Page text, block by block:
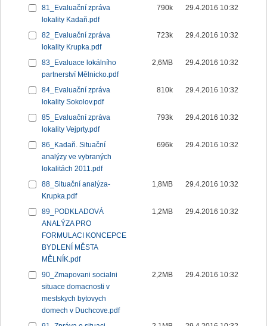
81_Evaluační zpráva
lokality Kadaň.pdf
790k 29.4.2016 10:32
82_Evaluační zpráva
lokality Krupka.pdf
723k 29.4.2016 10:32
83_Evaluace lokálního
partnerství Mělnicko.pdf
2,6MB 29.4.2016 10:32
84_Evaluační zpráva
lokality Sokolov.pdf
810k 29.4.2016 10:32
85_Evaluační zpráva
lokality Vejprty.pdf
793k 29.4.2016 10:32
86_Kadaň. Situační
analýzy ve vybraných
lokalitách 2011.pdf
696k 29.4.2016 10:32
88_Situační analýza-
Krupka.pdf
1,8MB 29.4.2016 10:32
89_PODKLADOVÁ
ANALÝZA PRO
FORMULACI KONCEPCE
BYDLENÍ MĚSTA
MĚLNÍK.pdf
1,2MB 29.4.2016 10:32
90_Zmapovani socialni
situace domacnosti v
mestskych bytovych
domech v Duchcove.pdf
2,2MB 29.4.2016 10:32